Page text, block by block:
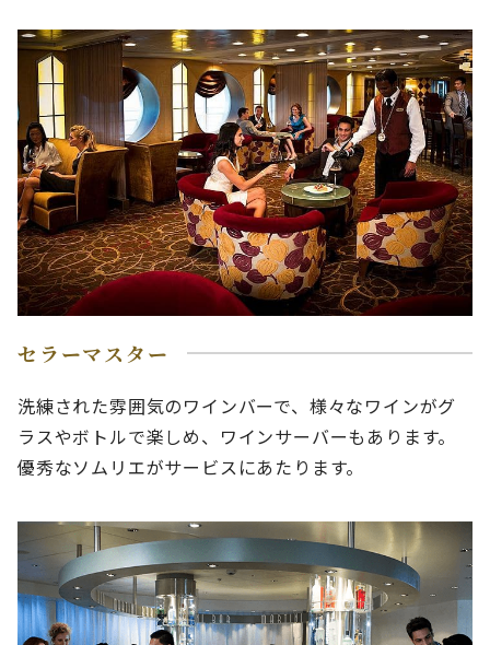
セラーマスター
洗練された雰囲気のワインバーで、様々なワインがグ
ラスやボトルで楽しめ、ワインサーバーもあります。
優秀なソムリエがサービスにあたります。